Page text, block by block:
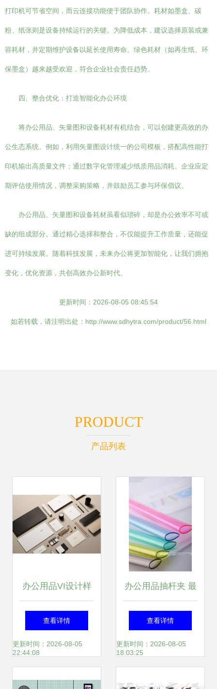
打印机可节省空间，而云连接功能便于团队协作。耗材如墨盒、碳
粉、纸张则是设备持续运行的关键。为降低成本，建议选择原装或兼
容耗材，并定期维护设备以延长使用寿命。绿色耗材（如再生纸、环
保墨盒）越来越受欢迎，符合企业社会责任趋势。
四、整合优化：打造智能化办公环境
将办公用品、矢量图和设备耗材有机结合，可以创建更高效的办
公生态系统。例如，利用矢量图设计统一的公司模板，搭配高性能打
印机输出高质量文件；通过数字化管理减少纸质用品消耗。企业应定
期评估使用情况，调整采购策略，并鼓励员工参与环保倡议。
办公用品、矢量图和设备耗材虽看似琐碎，却是办公效率不可或
缺的组成部分。通过精心选择和整合，不仅能提升工作质量，还能促
进可持续发展。随着科技发展，未来办公将更加智能化，让我们拥抱
变化，优化资源，共创高效办公新时代。
更新时间：2026-08-05 08:45:54
如若转载，请注明出处：http://www.sdhytra.com/product/56.html
PRODUCT
产品列表
办公用品VI设计样
机效果图 从摄影到
下载的完整指南
查看详情
更新时间：2026-08-05
22:44:08
办公用品抽杆夹 最
新最全产品参考指
南
查看详情
更新时间：2026-08-05
18:03:25